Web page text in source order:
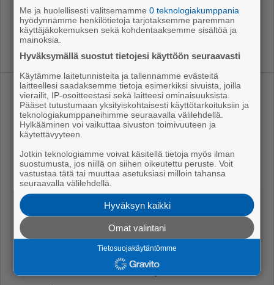
osoit­tee­seen https://pori.so­me­tec.fi.
Uusimmat
Perseidien tähdenlentoja näkyy taas
Kävelykadun katu- ja kausivalaistuksen
maarakennustyöt alkavat ensi viikolla
Uutiset
Stoppi tuo C-hepatiit­ti­tes­tauksen lähelle
6.8.2026 11.10
”Luonto tuo sielunrauhaa ja tuntuu kodilta”
Me ja huolellisesti valitsemamme0 teknologiakumppania
hyödynnämme henkilötietoja tarjotaksemme paremman
käyttäjäkokemuksen sekä kohdentaaksemme sisältöä ja
mainoksia.
Hyväksymällä suostut tietojesi käyttöön seuraavasti
Käytämme laitetunnisteita ja tallennamme evästeitä
laitteellesi saadaksemme tietoja esimerkiksi sivuista, joilla
vierailit, IP-osoitteestasi sekä laitteesi ominaisuuksista.
Pääset tutustumaan yksityiskohtaisesti käyttötarkoituksiin ja
teknologiakumppaneihimme seuraavalla välilehdellä.
Hylkääminen voi vaikuttaa sivuston toimivuuteen ja
käytettävyyteen.
Jotkin teknologiamme voivat käsitellä tietoja myös ilman
suostumusta, jos niillä on siihen oikeutettu peruste. Voit
vastustaa tätä tai muuttaa asetuksiasi milloin tahansa
seuraavalla välilehdellä.
Hyväksyn kaikki
Omat valintani
Tietosuojakäytäntömme